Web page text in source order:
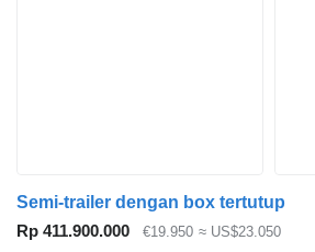
Semi-trailer dengan box tertutup
Rp 411.900.000
€19.950 ≈ US$23.050